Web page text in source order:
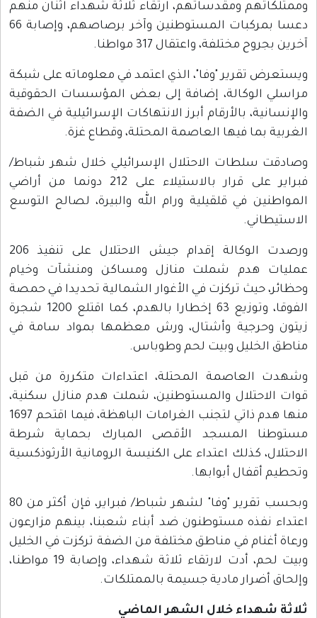
وممتلكاتهم ومقدساتهم، ارتقاء ثلاثة شهداء اثنان منهم
دعسا بمركبات المستوطنين وآخر برصاصهم، وإصابة 66
آخرين بجروح مختلفة، واعتقال 317 مواطنا.
ويستعرض تقرير "وفا"، الذي اعتمد في معلوماته على شبكة
مراسلي الوكالة، إضافة إلى بعض المؤسسات الحقوقية
والإنسانية، بالأرقام أبرز الانتهاكات الإسرائيلية في الضفة
الغربية بما فيها العاصمة المحتلة، وقطاع غزة.
وصادقت سلطات الاحتلال الإسرائيلي خلال شهر شباط/
فبراير على قرار بالاستيلاء على 212 دونما من أراضي
المواطنين في قلقيلية ورام الله والبيرة، لصالح التوسع
الاستيطاني.
ورصدت الوكالة إقدام جيش الاحتلال على تنفيذ 206
عمليات هدم شملت منازل ومساكن ومنشآت وخيام
وحظائر، حيث تركزت في الأغوار الشمالية تحديدا في حمصة
الفوقا، وتوزيع 63 إخطارا بالهدم، كما اقتلع 1200 شجرة
زيتون وحرجية وأشتال، ورش معظمها بمواد سامة في
مناطق الخليل وبيت لحم وطوباس.
وشهدت العاصمة المحتلة، اعتداءات متكررة من قبل
قوات الاحتلال والمستوطنين، شملت هدم منازل سكنية،
منها هدم ذاتي لتجنب الغرامات الباهظة، فيما اقتحم 1697
مستوطنا المسجد الأقصى المبارك بحماية شرطة
الاحتلال، كذلك اعتداء على الكنيسة الرومانية الأرثوذكسية
وتحطيم أقفال أبوابها.
وبحسب تقرير "وفا" لشهر شباط/ فبراير، فإن أكثر من 80
اعتداء نفذه مستوطنون ضد أبناء شعبنا، بينهم مزارعون
ورعاة أغنام في مناطق مختلفة من الضفة تركزت في الخليل
وبيت لحم، أدت لارتقاء ثلاثة شهداء، وإصابة 19 مواطنا،
وإلحاق أضرار مادية جسيمة بالممتلكات.
ثلاثة شهداء خلال الشهر الماضي